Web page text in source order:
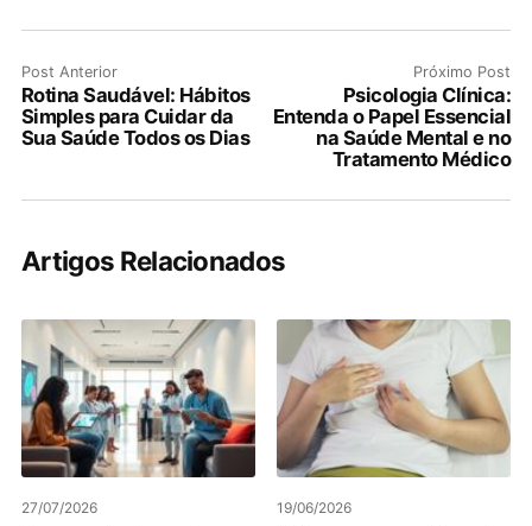
Post Anterior
Rotina Saudável: Hábitos
Simples para Cuidar da
Sua Saúde Todos os Dias
Próximo Post
Psicologia Clínica:
Entenda o Papel Essencial
na Saúde Mental e no
Tratamento Médico
Artigos Relacionados
27/07/2026 19/06/2026